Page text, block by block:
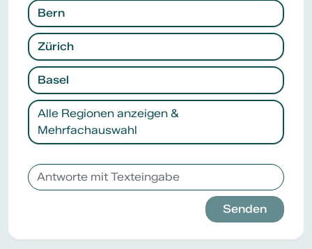
Bern
Zürich
Basel
Alle Regionen anzeigen &
Mehrfachauswahl
Senden